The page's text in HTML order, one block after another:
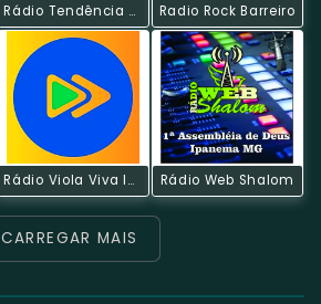
Rádio Tendência FM Radio Rock Barreiro
Rádio Viola Viva Instrumental Rádio Web Shalom
CARREGAR MAIS